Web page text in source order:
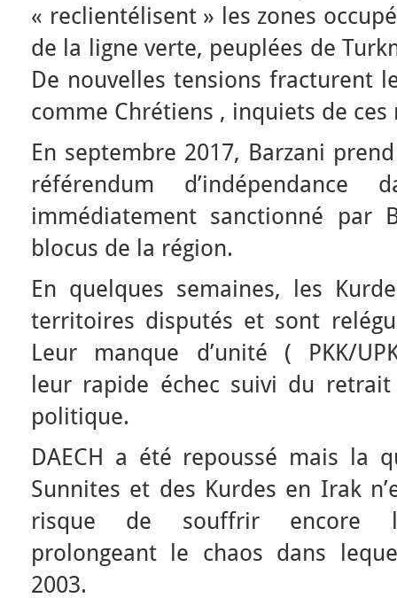
« reclientélisent » les zones
de la ligne verte, peuplées de
De nouvelles tensions fracturent
comme Chrétiens , inquiets de
En septembre 2017, Barzani
référendum
immédiatement sanctionné par
blocus de la région.
En quelques semaines, les
territoires disputés et sont
Leur manque d’unité ( PKK/
leur rapide échec suivi du
politique.
DAECH a été repoussé mais la
Sunnites et des Kurdes en Irak
risque de souffrir encore
prolongeant le chaos dans
2003.